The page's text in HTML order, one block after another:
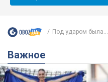
Под ударом была...
Важное